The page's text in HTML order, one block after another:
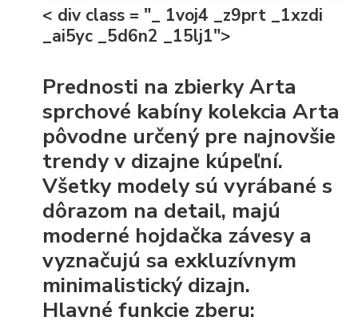
< div class = "_ 1voj4 _z9prt _1xzdi
_ai5yc _5d6n2 _15lj1">
Prednosti na zbierky Arta
sprchové kabíny kolekcia Arta
pôvodne určený pre najnovšie
trendy v dizajne kúpeľní.
Všetky modely sú vyrábané s
dôrazom na detail, majú
moderné hojdačka závesy a
vyznačujú sa exkluzívnym
minimalistický dizajn.
Hlavné funkcie zberu: